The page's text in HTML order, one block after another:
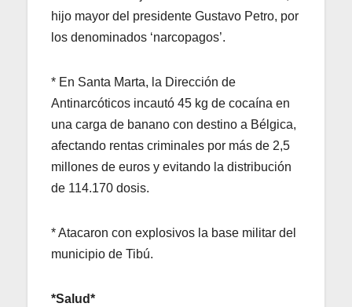
hijo mayor del presidente Gustavo Petro, por
los denominados ‘narcopagos’.
* En Santa Marta, la Dirección de
Antinarcóticos incautó 45 kg de cocaína en
una carga de banano con destino a Bélgica,
afectando rentas criminales por más de 2,5
millones de euros y evitando la distribución
de 114.170 dosis.
* Atacaron con explosivos la base militar del
municipio de Tibú.
*Salud*